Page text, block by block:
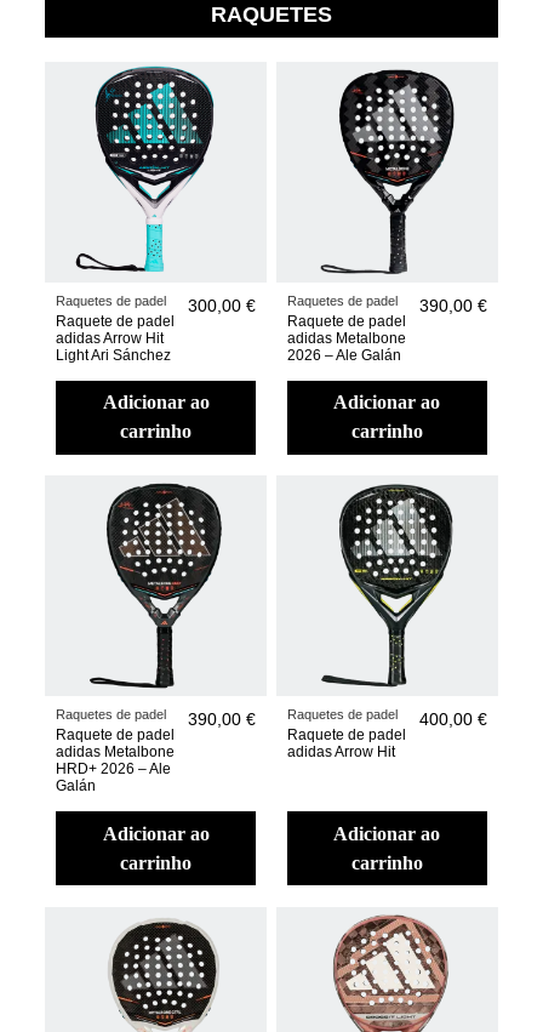
RAQUETES
Raquetes de padel
Raquete de padel
adidas Arrow Hit
Light Ari Sánchez
300,00 €
adicionar ao
carrinho
Raquetes de padel
Raquete de padel
adidas Metalbone
2026 – Ale Galán
390,00 €
adicionar ao
carrinho
Raquetes de padel
Raquete de padel
adidas Metalbone
HRD+ 2026 – Ale
Galán
390,00 €
adicionar ao
carrinho
Raquetes de padel
Raquete de padel
adidas Arrow Hit
400,00 €
adicionar ao
carrinho